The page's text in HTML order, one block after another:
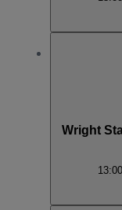
Wright
13:00